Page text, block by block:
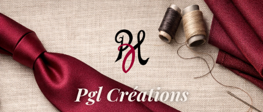
Pgl Créations